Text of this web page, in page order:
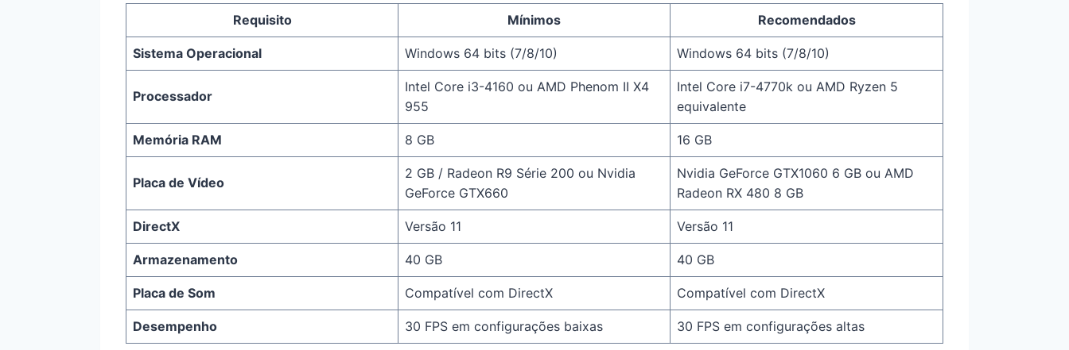
Requisito Mínimos Recomendados
Sistema Operacional Windows 64 bits (7/8/10) Windows 64 bits (7/8/10)
Processador
Intel Core i3-4160 ou AMD Phenom II X4
955
Intel Core i7-4770k ou AMD Ryzen 5
equivalente
Memória RAM 8 GB 16 GB
Placa de Vídeo
2 GB / Radeon R9 Série 200 ou Nvidia
GeForce GTX660
Nvidia GeForce GTX1060 6 GB ou AMD
Radeon RX 480 8 GB
DirectX Versão 11 Versão 11
Armazenamento 40 GB 40 GB
Placa de Som Compatível com DirectX Compatível com DirectX
Desempenho 30 FPS em configurações baixas 30 FPS em configurações altas